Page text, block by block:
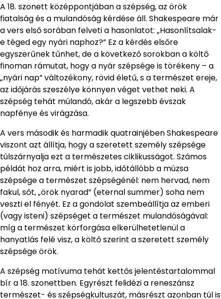
A 18. szonett középpontjában a szépség, az örök
fiatalság és a mulandóság kérdése áll. Shakespeare már
a vers első sorában felveti a hasonlatot: „Hasonlítsalak-
e téged egy nyári naphoz?” Ez a kérdés elsőre
egyszerűnek tűnhet, de a következő sorokban a költő
finoman rámutat, hogy a nyár szépsége is törékeny – a
„nyári nap” változékony, rövid életű, s a természet ereje,
az időjárás szeszélye könnyen véget vethet neki. A
szépség tehát múlandó, akár a legszebb évszak
napfénye és virágzása.
A vers második és harmadik quatrainjében Shakespeare
viszont azt állítja, hogy a szeretett személy szépsége
túlszárnyalja ezt a természetes ciklikusságot. Számos
példát hoz arra, miért is jobb, időtállóbb a múzsa
szépsége a természet szépségénél: nem hervad, nem
fakul, sőt, „örök nyarad” (eternal summer) soha nem
veszti el fényét. Ez a gondolat szembeállítja az emberi
(vagy isteni) szépséget a természet mulandóságával:
míg a természet körforgása elkerülhetetlenül a
hanyatlás felé visz, a költő szerint a szeretett személy
szépsége örök.
A szépség motívuma tehát kettős jelentéstartalommal
bír a 18. szonettben. Egyrészt felidézi a reneszánsz
természet- és szépségkultuszát, másrészt azonban túl is